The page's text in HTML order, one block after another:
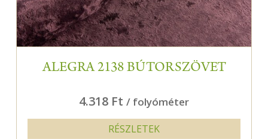
ALEGRA 2138 BÚTORSZÖVET
4.318 Ft / folyóméter
RÉSZLETEK